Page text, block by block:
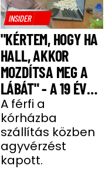
INSIDER
"KÉRTEM, HOGY HA
HALL, AKKOR
MOZDÍTSA MEG A
LÁBÁT" - A 19 ÉVES
BENCE HÓNAPOKIG
KÓMÁBAN FEKÜDT
A BALESETE UTÁN
A férfi a
kórházba
szállítás közben
agyvérzést
kapott.